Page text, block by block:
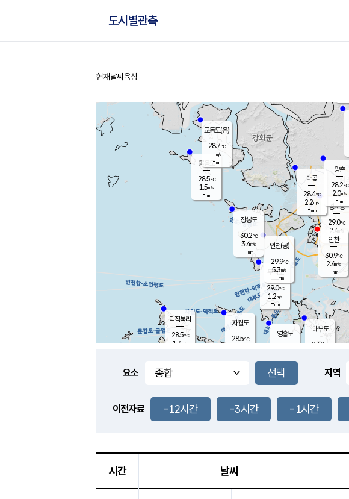
도시별관측
홈
현재날씨 육상
풍도
0.8m/s
무의도
29.0℃
1.2m/s
-mm
영흥도
볼음도
28.5℃
1.5m/s
-mm
자월도
28.5℃
장봉도
30.2℃
3.4m/s
-mm
대부도
27.9
-
경서동
29.0℃
2.4 m/s
-mm
대곶
28.4℃
2.2m/s
-mm
양촌
28.2℃
2.0m/s
-mm
덕적북리
28.5℃
1.4 m/s
인천(공)
29.9℃
5.3m/s
-mm
교동도(음)
28.7℃
-m/s
-mm
인천
30.9℃
2.4m/s
-mm
요소 지역
이전자료 -12시간 -3시간 -1시간
시간 날씨